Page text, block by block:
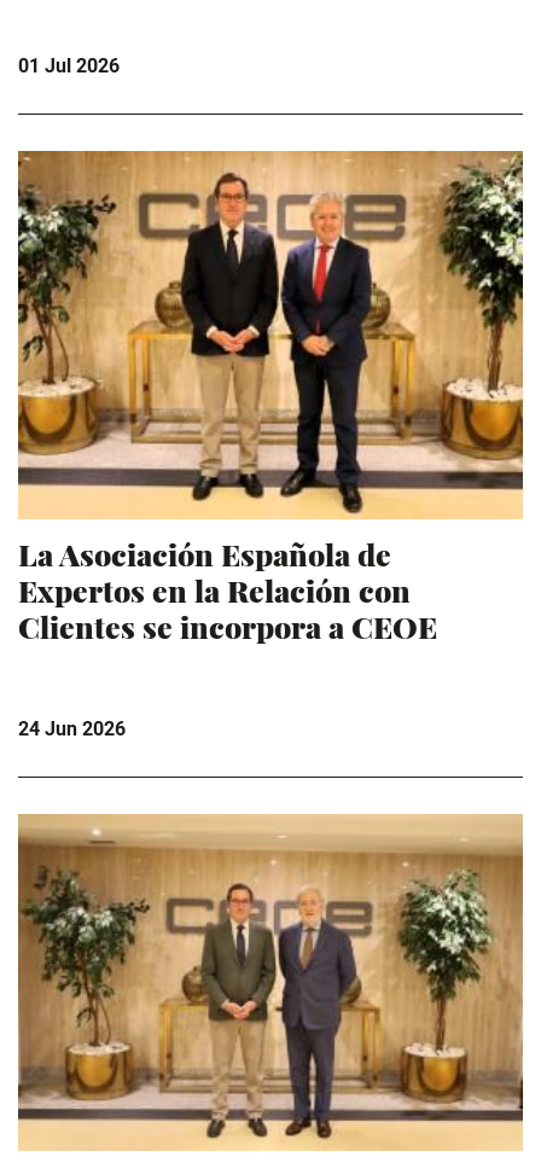
01 Jul 2026
La Asociación Española de
Expertos en la Relación con
Clientes se incorpora a CEOE
24 Jun 2026